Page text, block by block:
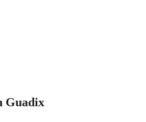
Guadix